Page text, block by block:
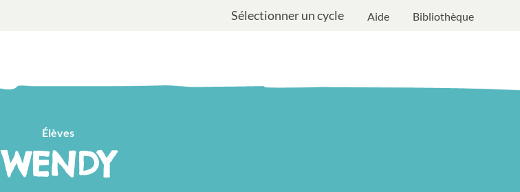
Sélectionner un cycle Aide Bibliothèque
Élèves
WENDY